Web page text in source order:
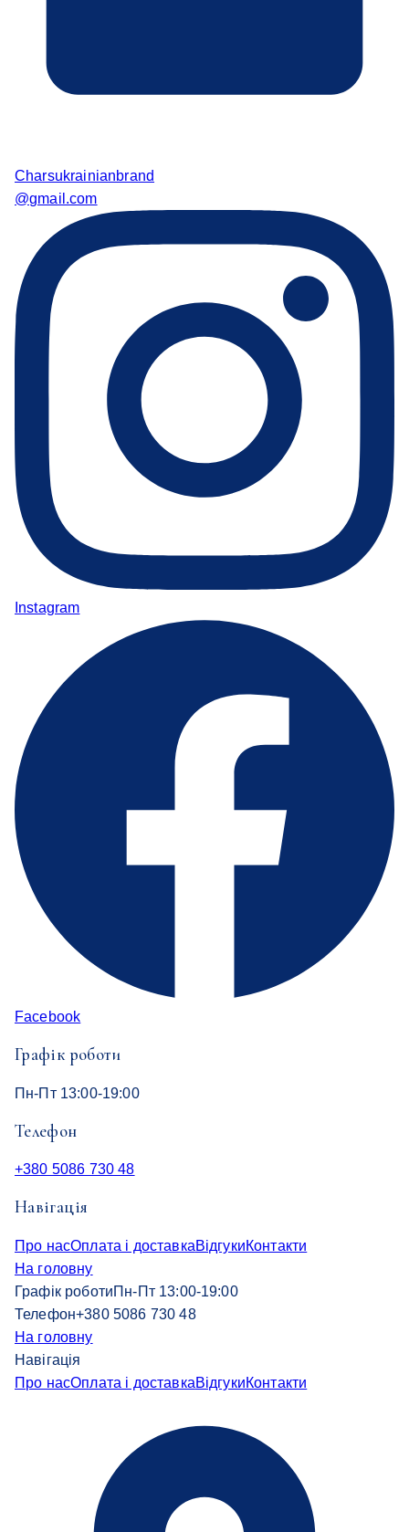
Charsukrainianbrand
@gmail.com
Instagram
Facebook
Графік роботи
Пн-Пт 13:00-19:00
Телефон
+380 5086 730 48
Навігація
Про насОплата і доставкаВідгукиКонтакти
На головну
Графік роботиПн-Пт 13:00-19:00
Телефон+380 5086 730 48
На головну
Навігація
Про насОплата і доставкаВідгукиКонтакти